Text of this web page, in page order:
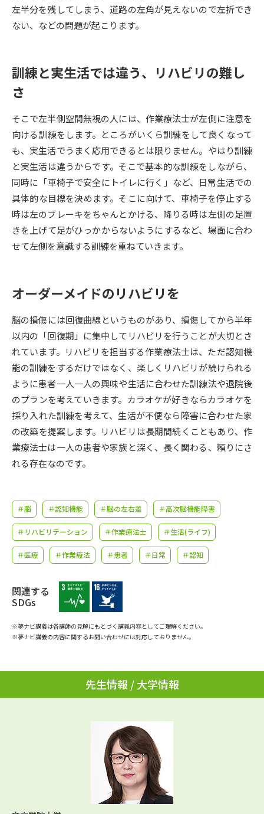
新増設大学・学部・学科特集
国際・グローバルに強い大学特
デジタルパンフレット 進路の３択
（高3生用）
（高2生用）
SELFBRAND特集ページ
オープンキャンパスなどを調べる
オープンキャンパス検索 実施プログラムから探す
来場型・Web型イベント特集 夢ナビライブ
受験準備 資料検索
志望校・出願校を調べる
併願校選び 受験スケジュールを立てよう
先輩が入学を決めた理由 テレメール全国一斉進学調査
新生活お役立ちガイド
大学で学びたい学問発見
学問のミニ講義「夢ナビ講義」 学問分野解説
学問の教科書
受付内容・発送状況の確認
テレメール進学カタログ
訂正のご案内
左半分を残してしまう、道路の左角が見えないので左折でき
ない、などの問題が起こります。
訓練と実生活では違う、リハビリの難し
さ
そこで左半側空間無視の人には、作業療法士が左側に注意を
向ける訓練をします。ところがいくら訓練をして良くなって
も、実生活でうまく応用できるとは限りません。やはり訓練
と実生活は違うからです。そこで基本的な訓練をしながら、
同時に「車椅子で安全にトイレに行く」など、日常生活での
具体的な目標を決めます。そこに向けて、車椅子を停止する
時は左のブレーキをちゃんとかける、降りる時は左側の足置
きを上げて足がひっかからないようにするなど、場面に合わ
せて左側を意識する訓練を重ねていきます。
オーダーメイドのリハビリを
脳の損傷には回復曲線というものがあり、損傷してから半年
以内の「回復期」に集中してリハビリを行うことが大切とさ
れています。リハビリを担当する作業療法士は、ただ認知機
能の訓練をするだけではなく、楽しくリハビリが続けられる
ように患者一人一人の興味や生活に合わせた訓練法や退院後
のプランを考えていきます。カラオケが好きならカラオケを
採り入れた訓練を考えて、生活が不便なら障害に合わせた家
の改築を提案します。リハビリは長期間続くこともあり、作
業療法士は一人の患者や家族と深く、長く関わる、頼りにさ
れる存在なのです。
＃脳 ＃認知機能 ＃脳の左右差 ＃高次脳機能障害
＃リハビリテーション ＃作業療法士 ＃生活(ライフ)
＃医療 ＃作業療法 ＃患者 ＃日常 ＃認知
関連する
SDGs
※夢ナビ講義は各講師の見解にもとづく講義内容としてご理解ください。
※夢ナビ講義の内容に関するお問い合わせには対応しておりません。
先生情報 / 大学情報